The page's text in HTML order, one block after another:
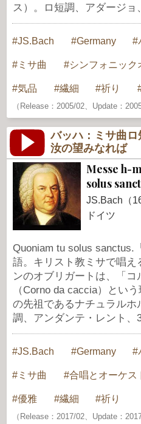
ス）。ロ短調、アダージョ
JS.Bach Germany
ミサ曲 シンフォニック
気品 繊細 祈り
（Release：2005/02、Update：
バッハ：ミサ曲ロ
汝の望みなれば
Messe h-
solus
JS.Bach（
ドイツ
Quoniam tu solus sanctus.
語。キリスト教ミサで唱
ンのオブリガートは、「コ
（Corno da caccia）とい
の先祖であるナチュラル
調、アンダンテ・レント、
JS.Bach Germany
ミサ曲 合唱とオーケス
優雅 繊細 祈り
（Release：2017/02、Update：